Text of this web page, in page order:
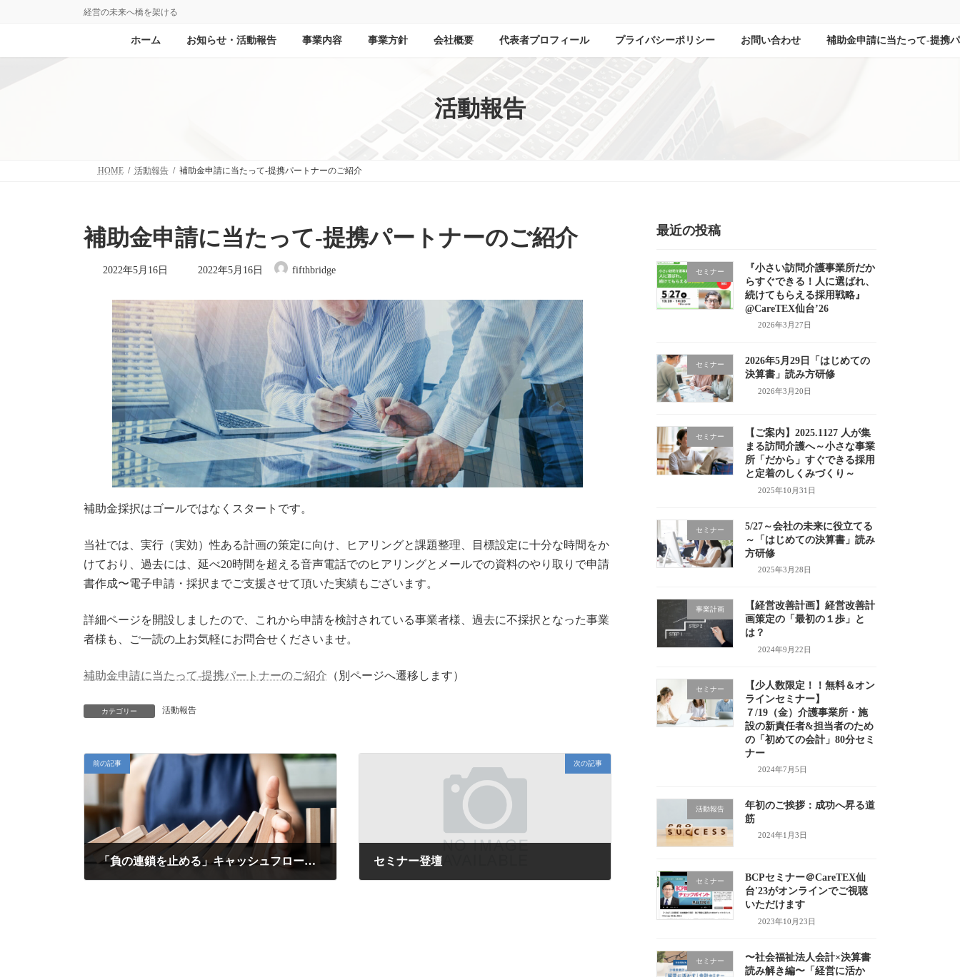
経営の未来へ橋を架ける
ホーム お知らせ・活動報告 事業内容 事業方針 会社概要 代表者プロフィール プライバシーポリシー お問い合わせ 補助金申請に当たって-提携
活動報告
HOME 活動報告 補助金申請に当たって-提携パートナーのご紹介
補助金申請に当たって-提携パートナーのご紹介
2022年5月16日
最
新
:
2022年5月16日 fifthbridge
補助金採択はゴールではなくスタートです。
当社では、実行（実効）性ある計画の策定に向け、ヒアリングと課題整理、目標設定に十分な時間をか
けており、過去には、延べ20時間を超える音声電話でのヒアリングとメールでの資料のやり取りで申請
書作成〜電子申請・採択までご支援させて頂いた実績もございます。
詳細ページを開設しましたので、これから申請を検討されている事業者様、過去に不採択となった事業
者様も、ご一読の上お気軽にお問合せくださいませ。
補助金申請に当たって-提携パートナーのご紹介 （別ページへ遷移します）
カテゴリー 活動報告
前の記事
「負の連鎖を止める」キャッシュフロー分析の必要性について
次の記事
セミナー登壇
最近の投稿
セミナー
『小さい訪問介護事業所だか
らすぐできる！人に選ばれ、
続けてもらえる採用戦略』
@CareTEX仙台’26
2026年3月27日
セミナー
2026年5月29日「はじめての
決算書」読み方研修
2026年3月20日
セミナー
【ご案内】2025.1127 人が集
まる訪問介護へ～小さな事業
所「だから」すぐできる採用
と定着のしくみづくり～
2025年10月31日
セミナー
5/27～会社の未来に役立てる
～「はじめての決算書」読み
方研修
2025年3月28日
事業計画
【経営改善計画】経営改善計
画策定の「最初の１歩」と
は？
2024年9月22日
セミナー
【少人数限定！！無料＆オン
ラインセミナー】
７/19（金）介護事業所・施
設の新責任者&担当者のため
の「初めての会計」80分セミ
ナー
2024年7月5日
活動報告
年初のご挨拶：成功へ昇る道
筋
2024年1月3日
セミナー
BCPセミナー＠CareTEX仙
台'23がオンラインでご視聴
いただけます
2023年10月23日
セミナー
〜社会福祉法人会計×決算書
読み解き編〜「経営に活か